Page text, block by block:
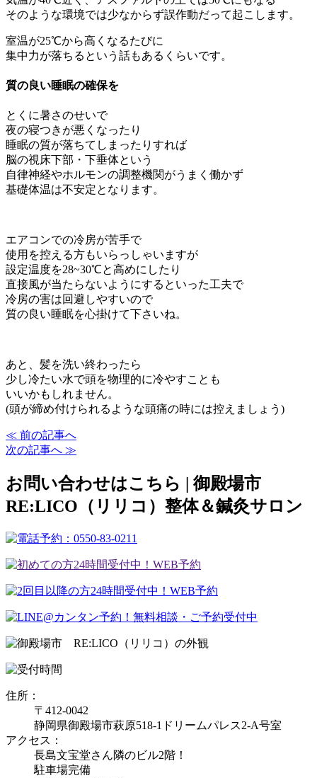
そのような環境では少なからず誤作動だって起こします。
室温が25℃から高くなるたびに
集中力が落ちるという話もあるくらいです。
質の良い睡眠の確保を
とくに暑さのせいで
夜の寝つきが悪くなったり
睡眠の質が落ちてしまったりすれば
脳の視床下部・下垂体という
自律神経やホルモンの調整機関がうまく働かず
基礎体温は不安定となります。
エアコンでの冷房が苦手で
使用を控える方もいらっしゃいますが
設定温度を28~30℃と高めにしたり
直接風が当たらないようにするといった工夫で
冷房の害は回避しやすいので
質の良い睡眠を心掛けて下さいね。
あと、髪を洗い終わったら
少し冷たい水で頭を物理的に冷やすことも
いいかもしれません。
(頭が締め付けられるような頭痛の時には控えましょう)
≪ 前の記事へ
次の記事へ ≫
お問い合わせはこちら | 御殿場市
RE:LICO（リリコ）整体＆鍼灸サロン
住所：
〒412-0042
静岡県御殿場市萩原518-1ドリームパレス2-A号室
アクセス：
長島文宝堂さん隣のビル2階！
駐車場完備